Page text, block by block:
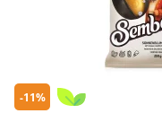
-11%